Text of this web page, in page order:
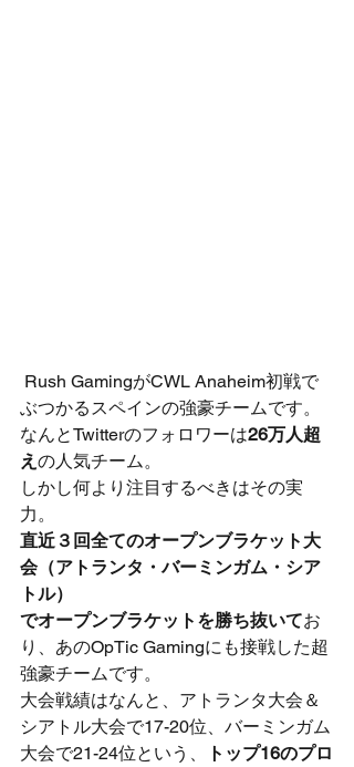
ぶつかるスペインの強豪チームです。
なんとTwitterのフォロワーは26万人超
え の人気チーム。
しかし何より注目するべきはその実
力。
直近３回全てのオープンブラケット大
会（アトランタ・バーミンガム・シア
トル）
でオープンブラケットを勝ち抜いてお
り、あのOpTic Gamingにも接戦した超
強豪チームです。
大会戦績はなんと、アトランタ大会＆
シアトル大会で17-20位、バーミンガム
大会で21-24位という、
トップ16のプロ